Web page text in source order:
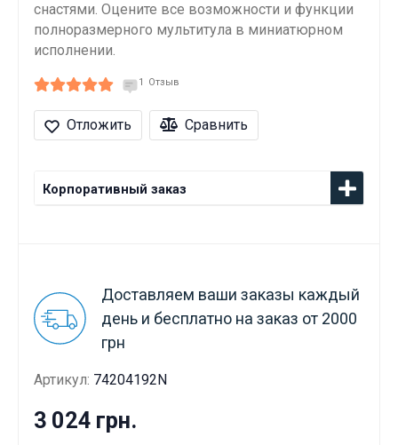
снастями. Оцените все возможности и функции
полноразмерного мультитула в миниатюрном
исполнении.
1 Отзыв
Отложить Сравнить
Корпоративный заказ
Доставляем ваши заказы каждый
день и бесплатно на заказ от 2000
грн
Артикул: 74204192N
3 024 грн.